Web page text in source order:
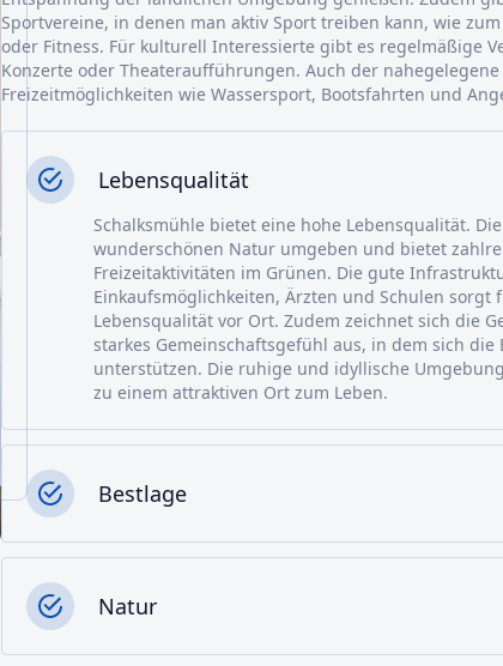
Sportvereine, in denen man aktiv Sport treiben kann, wie
oder Fitness. Für kulturell Interessierte gibt es regelmäßige
Konzerte oder Theateraufführungen. Auch der
Freizeitmöglichkeiten wie Wassersport, Bootsfahrten und
Lebensqualität
Schalksmühle bietet eine hohe Lebensqualität.
wunderschönen Natur umgeben und bietet
Freizeitaktivitäten im Grünen. Die gute
Einkaufsmöglichkeiten, Ärzten und Schulen sorgt
Lebensqualität vor Ort. Zudem zeichnet sich die
starkes Gemeinschaftsgefühl aus, in dem sich die
unterstützen. Die ruhige und idyllische
zu einem attraktiven Ort zum Leben.
Bestlage
Natur